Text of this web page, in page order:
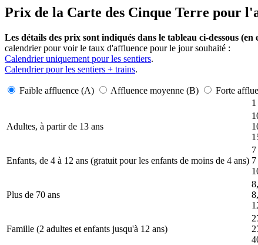
Prix de la Carte des Cinque Terre pour
Les détails des prix sont indiqués dans le tableau ci-dessous (en
calendrier pour voir le taux d'affluence pour le jour souhaité :
Calendrier uniquement pour les sentiers.
Calendrier pour les sentiers + trains.
Faible affluence (A) Affluence moyenne (B)
Forte
Adultes, à partir de 13 ans
Enfants, de 4 à 12 ans (gratuit pour les enfants de moins de 4 ans)
7
7
Plus de 70 ans
Famille (2 adultes et enfants jusqu'à 12 ans)